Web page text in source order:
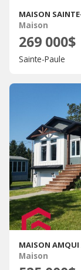
MAISON
Maison
269 000$
Sainte-Paule
MAISON AMQUI
Maison